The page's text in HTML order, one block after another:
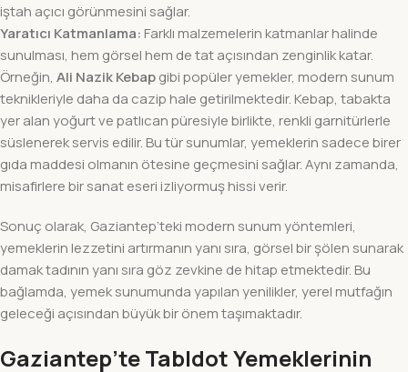
iştah açıcı görünmesini sağlar.
Yaratıcı Katmanlama: Farklı malzemelerin katmanlar halinde
sunulması, hem görsel hem de tat açısından zenginlik katar.
Örneğin, Ali Nazik Kebapgibi popüler yemekler, modern sunum
teknikleriyle daha da cazip hale getirilmektedir. Kebap, tabakta
yer alan yoğurt ve patlıcan püresiyle birlikte, renkli garnitürlerle
süslenerek servis edilir. Bu tür sunumlar, yemeklerin sadece birer
gıda maddesi olmanın ötesine geçmesini sağlar. Aynı zamanda,
misafirlere bir sanat eseri izliyormuş hissi verir.
Sonuç olarak, Gaziantep’teki modern sunum yöntemleri,
yemeklerin lezzetini artırmanın yanı sıra, görsel bir şölen sunarak
damak tadının yanı sıra göz zevkine de hitap etmektedir. Bu
bağlamda, yemek sunumunda yapılan yenilikler, yerel mutfağın
geleceği açısından büyük bir önem taşımaktadır.
Gaziantep’te Tabldot Yemeklerinin